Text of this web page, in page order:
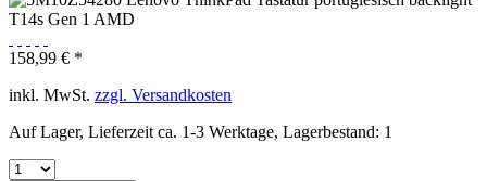
158,99 € *
inkl. MwSt. zzgl. Versandkosten
Auf Lager, Lieferzeit ca. 1-3 Werktage, Lagerbestand: 1